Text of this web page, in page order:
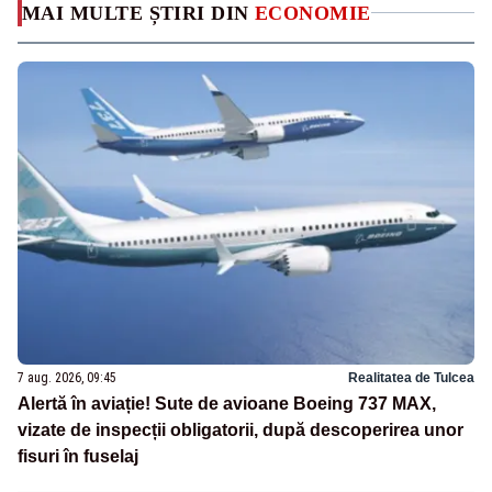
MAI MULTE ȘTIRI DIN ECONOMIE
7 aug. 2026, 09:45 Realitatea de Tulcea
Alertă în aviație! Sute de avioane Boeing 737 MAX,
vizate de inspecții obligatorii, după descoperirea unor
fisuri în fuselaj